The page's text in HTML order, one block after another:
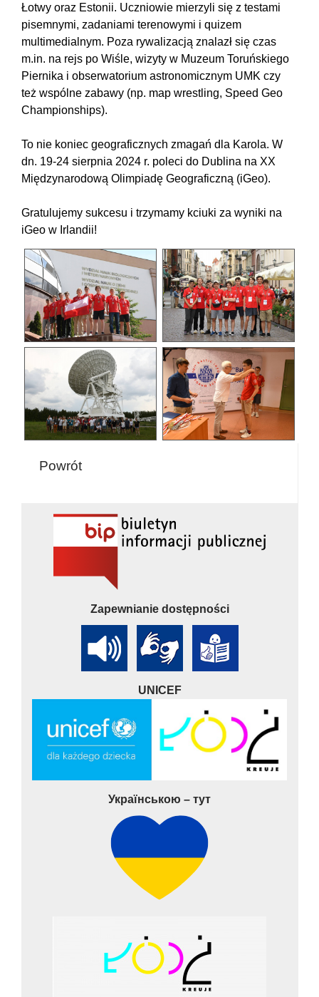
Łotwy oraz Estonii. Uczniowie mierzyli się z testami
pisemnymi, zadaniami terenowymi i quizem
multimedialnym. Poza rywalizacją znalazł się czas
m.in. na rejs po Wiśle, wizyty w Muzeum Toruńskiego
Piernika i obserwatorium astronomicznym UMK czy
też wspólne zabawy (np. map wrestling, Speed Geo
Championships).
To nie koniec geograficznych zmagań dla Karola. W
dn. 19-24 sierpnia 2024 r. poleci do Dublina na XX
Międzynarodową Olimpiadę Geograficzną (iGeo).
Gratulujemy sukcesu i trzymamy kciuki za wyniki na
iGeo w Irlandii!
Powrót
Zapewnianie dostępności
UNICEF
Українською – тут